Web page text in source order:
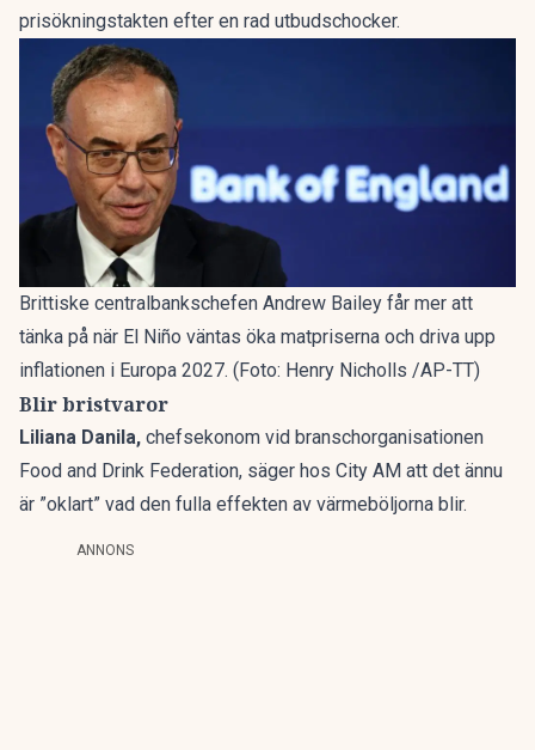
prisökningstakten efter en rad utbudschocker.
Brittiske centralbankschefen Andrew Bailey får mer att
tänka på när El Niño väntas öka matpriserna och driva upp
inflationen i Europa 2027. (Foto: Henry Nicholls /AP-TT)
Blir bristvaror
Liliana Danila, chefsekonom vid branschorganisationen
Food and Drink Federation, säger hos City AM att det ännu
är ”oklart” vad den fulla effekten av värmeböljorna blir.
ANNONS